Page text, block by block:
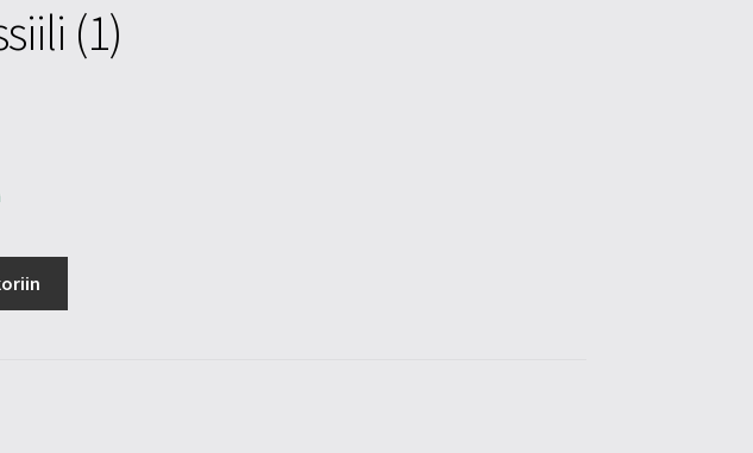
(1)